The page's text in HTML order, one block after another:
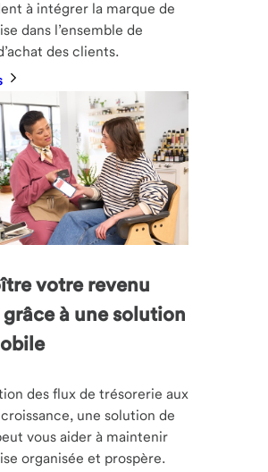
à intégrer la marque de
dans l’ensemble de
des clients.
votre revenu
à une solution
des flux de trésorerie aux
une solution de
vous aider à maintenir
organisée et prospère.